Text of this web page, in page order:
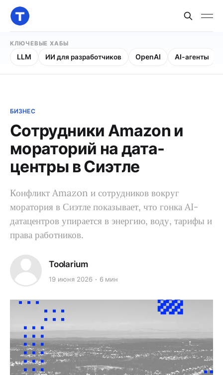
КЛЮЧЕВЫЕ ХАБЫ
LLM ИИ для разработчиков OpenAI AI-агенты
БИЗНЕС
Сотрудники Amazon и
мораторий на дата-
центры в Сиэтле
Конфликт Amazon и сотрудников вокруг
моратория в Сиэтле показывает, что гонка AI-
датацентров упирается в энергию, воду, тарифы и
права работников.
Toolarium
19 июня 2026 6 мин